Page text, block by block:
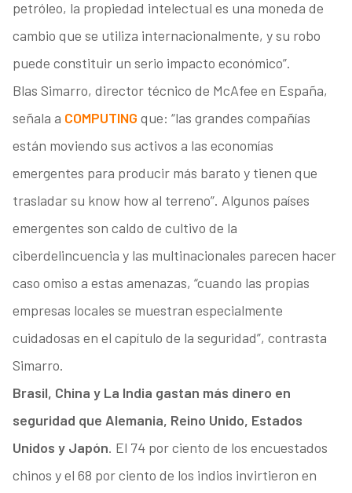
petróleo, la propiedad intelectual es una moneda de
cambio que se utiliza internacionalmente, y su robo
puede constituir un serio impacto económico”.
Blas Simarro, director técnico de McAfee en España,
señala a COMPUTING que: “las grandes compañías
están moviendo sus activos a las economías
emergentes para producir más barato y tienen que
trasladar su know how al terreno”. Algunos países
emergentes son caldo de cultivo de la
ciberdelincuencia y las multinacionales parecen hacer
caso omiso a estas amenazas, “cuando las propias
empresas locales se muestran especialmente
cuidadosas en el capítulo de la seguridad”, contrasta
Simarro.
Brasil, China y La India gastan más dinero en
seguridad que Alemania, Reino Unido, Estados
Unidos y Japón. El 74 por ciento de los encuestados
chinos y el 68 por ciento de los indios invirtieron en